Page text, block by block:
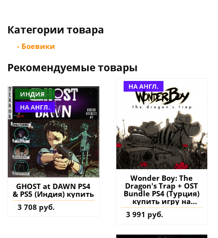
Категории товара
- Боевики
Рекомендуемые товары
ИНДИЯ
НА АНГЛ.
GHOST at DAWN PS4
& PS5 (Индия) купить
3 708 руб.
НА АНГЛ.
Wonder Boy: The
Dragon's Trap + OST
Bundle PS4 (Турция)
купить игру на
аккаунт
3 991 руб.